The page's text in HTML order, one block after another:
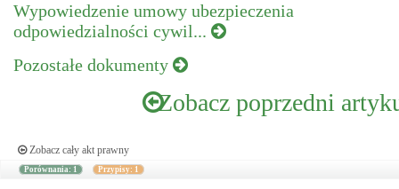
Wypowiedzenie umowy ubezpieczenia
odpowiedzialności cywil...
Pozostałe dokumenty
Zobacz poprzedni
Zobacz cały akt prawny
Porównania: 1 Przypisy: 1